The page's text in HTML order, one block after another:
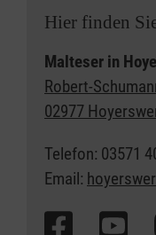
Hier finden
Malteser in
Robert-
02977
Telefon: 03571
Email: